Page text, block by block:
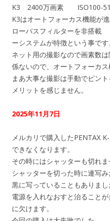
K3 2400万画素 ISO100-
K3はオートフォーカス機能が
ローパスフィルターを非搭
ーシステムが特徴という事です
ネット用の撮影なので画素数
係ないので、オートフォーカ
まあ大事な撮影は手動でピン
メリットを感じません。
2025年11月7日
メルカリで購入したPENTAX
できなくなります。
その時にはシャッターも切れま
シャッターを切った時に連写
黒に写っていることもありまし
電源を入れなおすと治ること
に欠けます。